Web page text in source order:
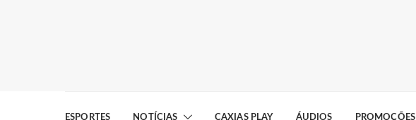
ESPORTES NOTÍCIAS CAXIAS PLAY ÁUDIOS PROMOÇÕES